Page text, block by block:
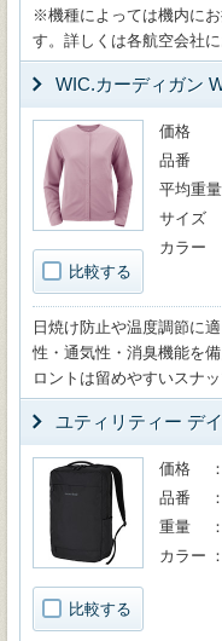
※機種によっては機内に
す。詳しくは各航空会社
WIC.カーディガン
比較する
価格
品番
平均重量
サイズ
カラー
日焼け防止や温度調節に
性・通気性・消臭機能を
ロントは留めやすいスナ
ユティリティー デ
比較する
価格
品番
重量
カラー